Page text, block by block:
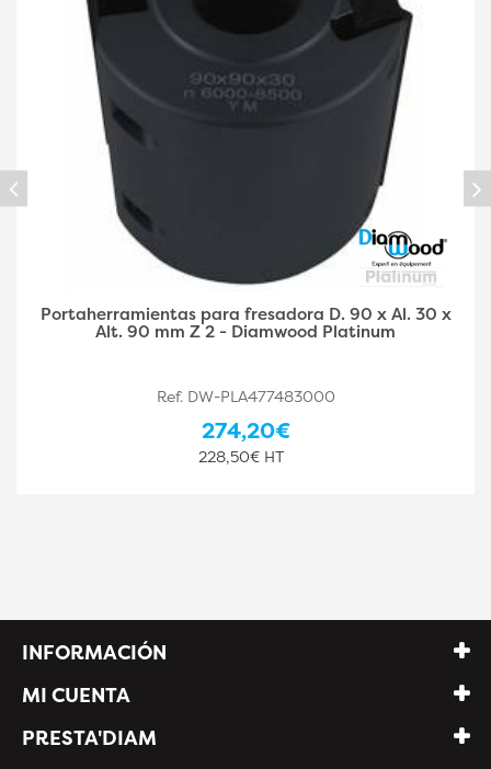
Portaherramientas de fresadora para ranurar y
perfilar D. 90 x Al. 30 x Alt. 40 mm Z 2 y V 1+1 -
Ref. DW-PLA477483002
182,50€
152,08€ HT
INFORMACIÓN
MI CUENTA
PRESTA'DIAM